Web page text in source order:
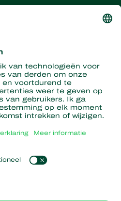
nieuws en